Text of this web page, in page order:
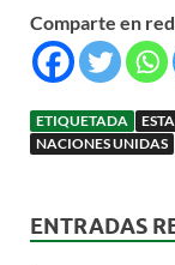
Comparte en
ETIQUETADA
NACIONES UNIDAS
ENTRADAS